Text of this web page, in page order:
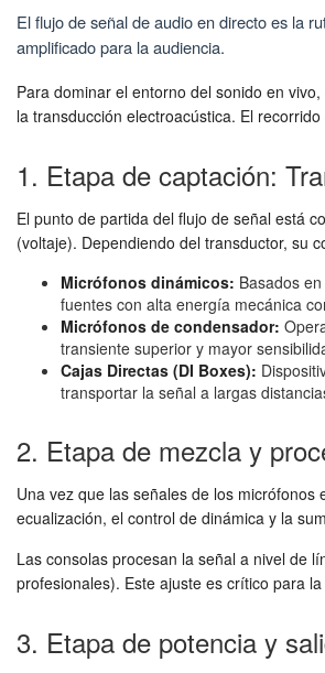
El flujo de señal de audio en directo es la
amplificado para la audiencia.
Para dominar el entorno del sonido en
la transducción electroacústica. El
1. Etapa de captación:
El punto de partida del flujo de señal está
(voltaje). Dependiendo del transductor, su
Micrófonos dinámicos: Basados
fuentes con alta energía mecánica
Micrófonos de condensador:
transiente superior y mayor
Cajas Directas (DI Boxes):
transportar la señal a largas
2. Etapa de mezcla y
Una vez que las señales de los
ecualización, el control de dinámica y la
Las consolas procesan la señal a nivel de
profesionales). Este ajuste es crítico para
3. Etapa de potencia y